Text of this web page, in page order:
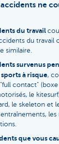
accidents ne
du travail
du travail
similaire.
survenus
à risque,
contact"
le
le skeleton et
les
que vous